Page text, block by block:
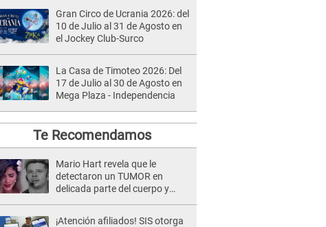
Gran Circo de Ucrania 2026: del
10 de Julio al 31 de Agosto en
el Jockey Club-Surco
La Casa de Timoteo 2026: Del
17 de Julio al 30 de Agosto en
Mega Plaza - Independencia
Te Recomendamos
Mario Hart revela que le
detectaron un TUMOR en
delicada parte del cuerpo y
¡Atención afiliados! SIS otorga